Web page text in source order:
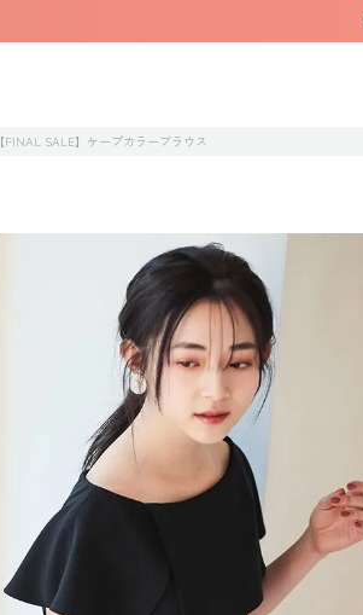
【FINAL SALE】ケープカラーブラウス